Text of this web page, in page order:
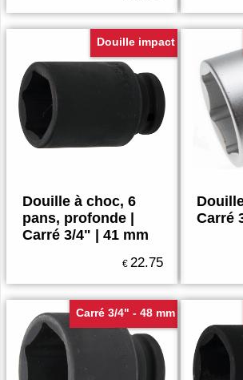
Douille impact
Douille à choc, 6
pans, profonde |
Carré 3/4" | 41 mm
€ 22.75
Carré
Carré 3/4" - 48 mm